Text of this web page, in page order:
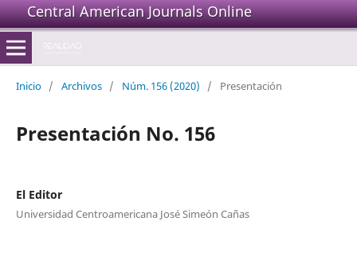
Central American Journals Online
Inicio / Archivos / Núm. 156 (2020) / Presentación
Presentación No. 156
El Editor
Universidad Centroamericana José Simeón Cañas